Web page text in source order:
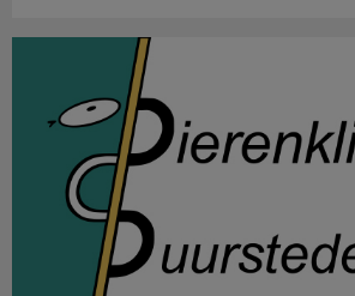
Nieuwsbrief januari 2019